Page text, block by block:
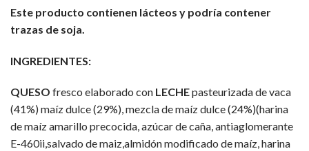
Este producto contienen lácteos y podría contener
trazas de soja.
INGREDIENTES:
QUESO fresco elaborado con LECHEpasteurizada de vaca
(41%) maíz dulce (29%), mezcla de maíz dulce (24%)(harina
de maíz amarillo precocida, azúcar de caña, antiaglomerante
E-460ii,salvado de maiz,almidón modificado de maíz, harina